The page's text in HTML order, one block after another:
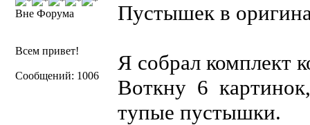
Вне Форума
Всем привет!
Сообщений: 1006
Пустышек в
Я собрал комплект
Воткну 6
тупые пустышки.